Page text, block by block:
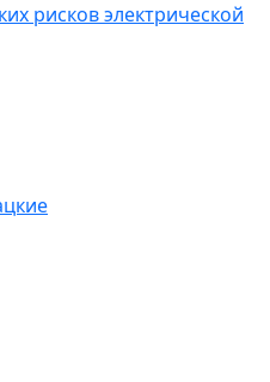
рисков электрической